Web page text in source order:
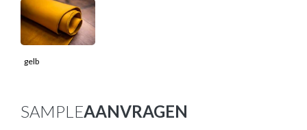
gelb
SAMPLEAANVRAGEN